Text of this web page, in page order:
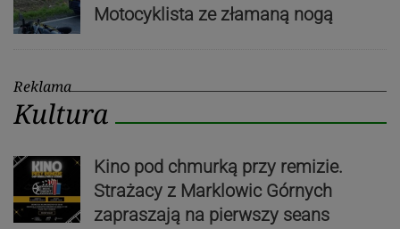
Motocyklista ze złamaną nogą
Reklama
Kultura
Kino pod chmurką przy remizie.
Strażacy z Marklowic Górnych
zapraszają na pierwszy seans